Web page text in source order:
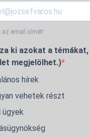
az email címét!
ki azokat a
megjelölhet.)
hírek
vehetek részt
ügyek